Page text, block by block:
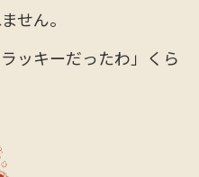
せん。
ッキーだったわ」くら